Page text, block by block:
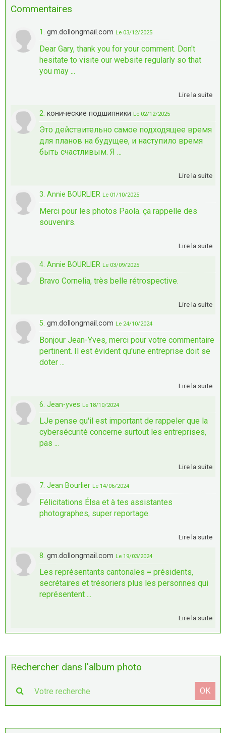
Commentaires
1. gm.dollongmail.com Le 03/12/2025
Dear Gary, thank you for your comment. Don't
hesitate to visite our website regularly so that
you may ...
Lire la suite
2. конические подшипники Le 02/12/2025
Это действительно самое подходящее время
для планов на будущее, и наступило время
быть счастливым. Я ...
Lire la suite
3. Annie BOURLIER Le 01/10/2025
Merci pour les photos Paola. ça rappelle des
souvenirs.
Lire la suite
4. Annie BOURLIER Le 03/09/2025
Bravo Cornelia, très belle rétrospective.
Lire la suite
5. gm.dollongmail.com Le 24/10/2024
Bonjour Jean-Yves, merci pour votre commentaire
pertinent. Il est évident qu'une entreprise doit se
doter ...
Lire la suite
6. Jean-yves Le 18/10/2024
LJe pense qu'il est important de rappeler que la
cybersécurité concerne surtout les entreprises,
pas ...
Lire la suite
7. Jean Bourlier Le 14/06/2024
Félicitations Élsa et à tes assistantes
photographes, super reportage.
Lire la suite
8. gm.dollongmail.com Le 19/03/2024
Les représentants cantonales = présidents,
secrétaires et trésoriers plus les personnes qui
représentent ...
Lire la suite
Rechercher dans l'album photo
OK